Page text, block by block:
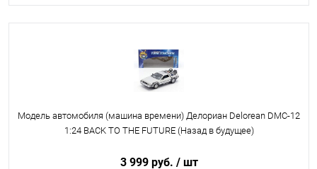
Модель автомобиля (машина времени) Делориан Delorean DMC-12
1:24 BACK TO THE FUTURE (Назад в будущее)
3 999 руб. / шт